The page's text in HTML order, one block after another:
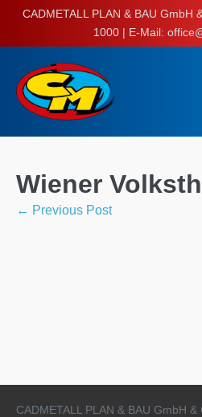
SkipCADMETALL PLAN & BAU GmbH
1000 | E-Mail:
Wiener
Post
← Previous Post
CADMETALL PLAN & BAU GmbH &